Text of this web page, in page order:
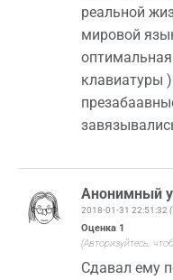
реальной
мировой
клавиатуры
Анонимный
2018-01-31 22:51:32
Оценка 1
(Авторизуйтесь,
Сдавал ему